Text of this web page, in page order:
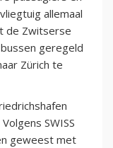
allemaal
de Zwitserse
geregeld
Zürich te
SWISS
geweest met